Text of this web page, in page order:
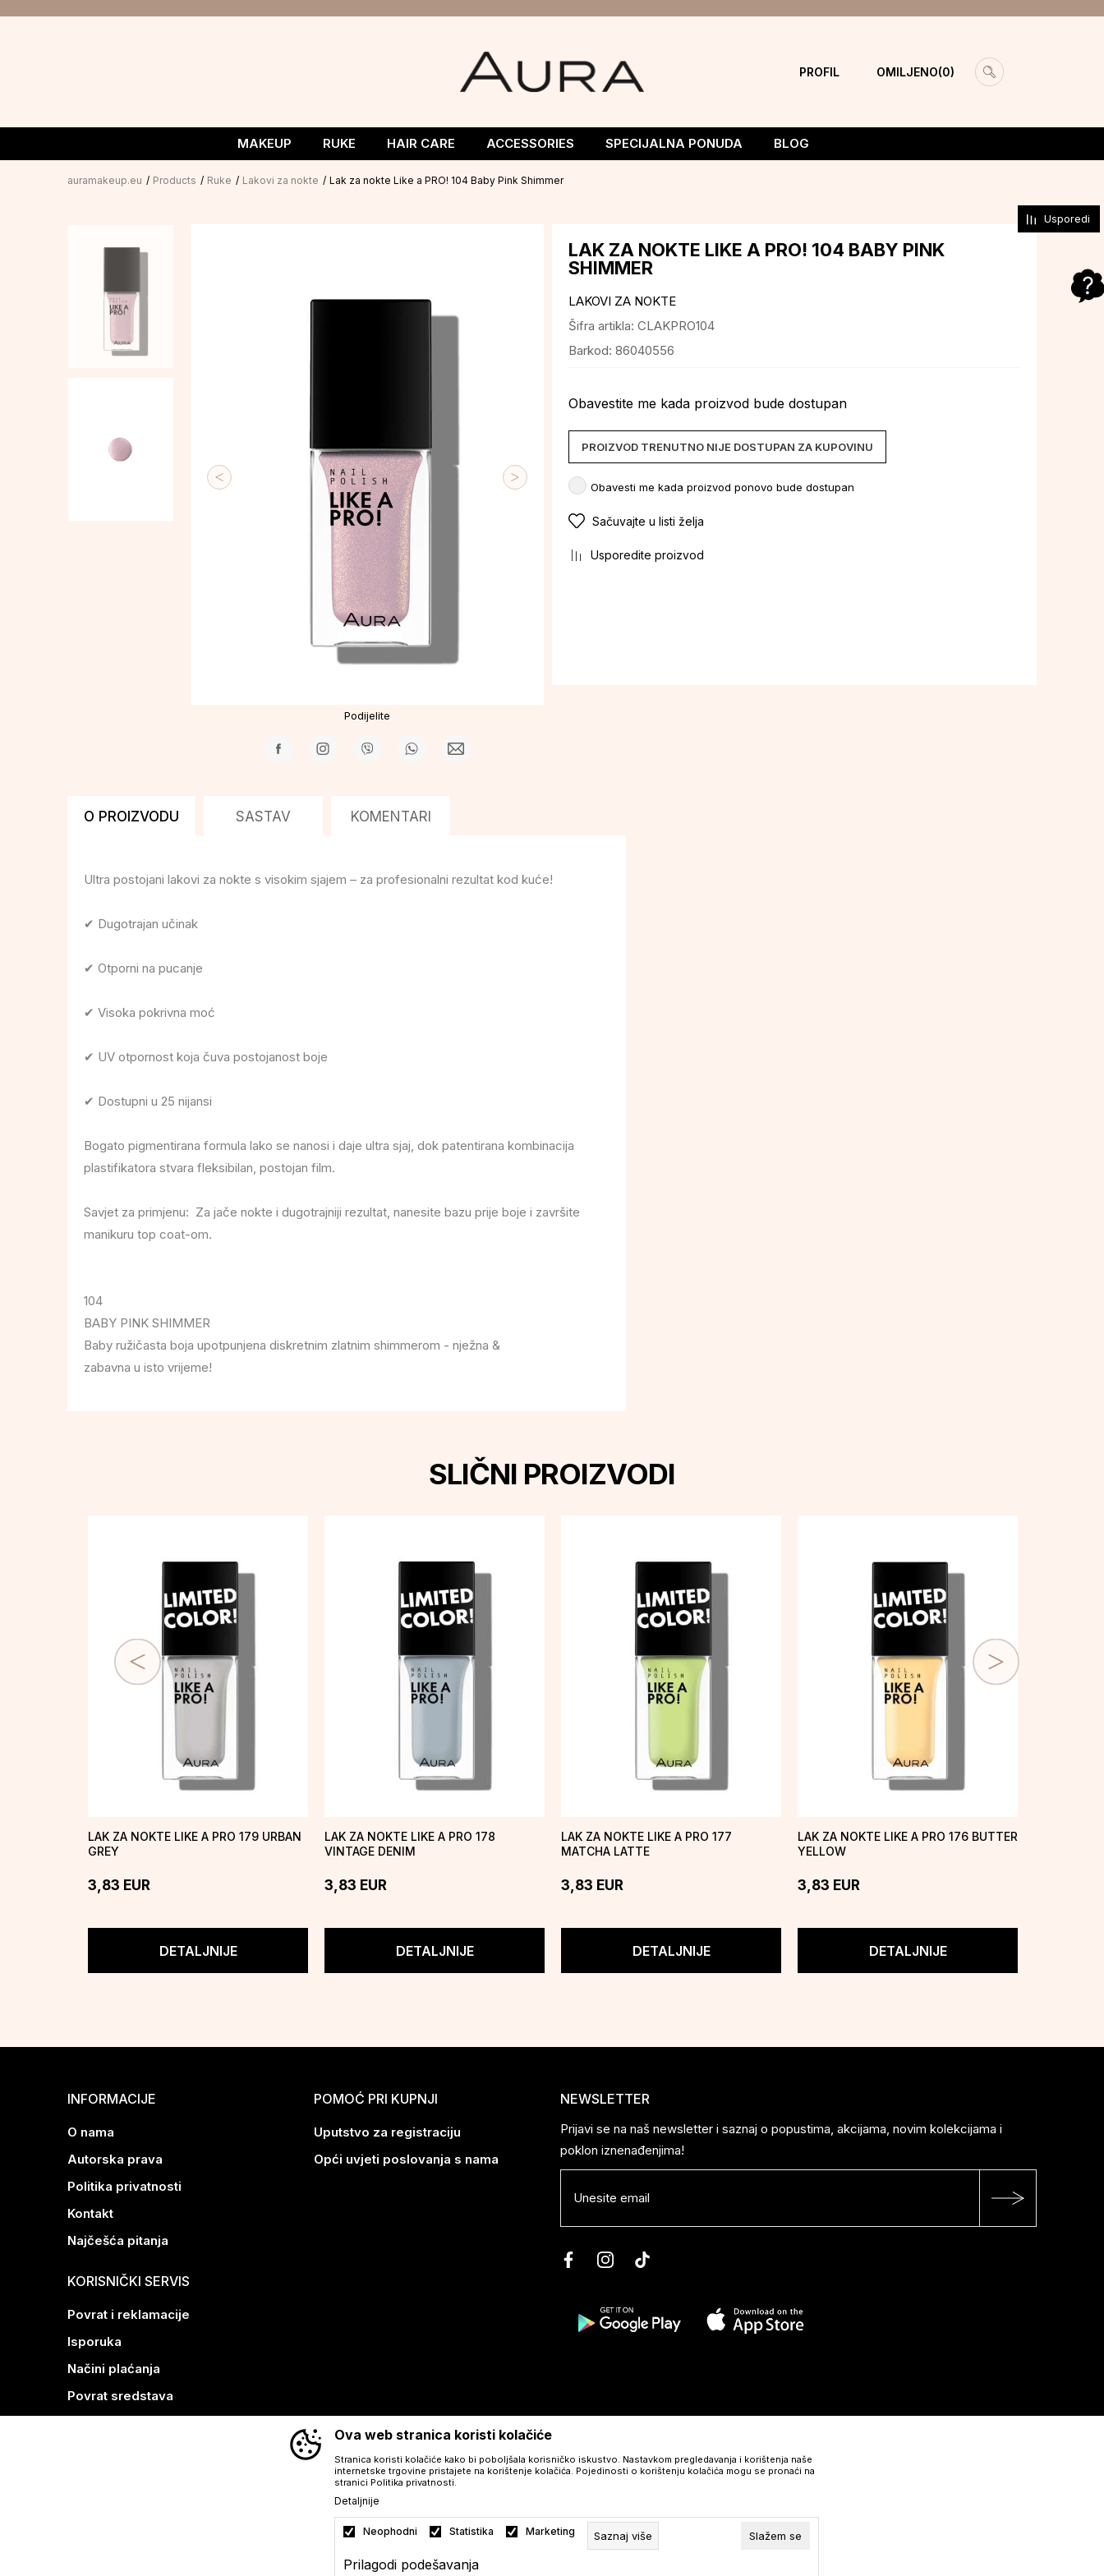
PROFIL 0
OMILJENO
MAKEUP RUKE HAIR CARE ACCESSORIES SPECIJALNA PONUDA BLOG
auramakeup.eu Products Ruke Lakovi za nokte Lak za nokte Like a PRO! 104 Baby Pink Shimmer
Podijelite
LAK ZA NOKTE LIKE A PRO! 104 BABY PINK
SHIMMER
LAKOVI ZA NOKTE
Šifra artikla: CLAKPRO104
Barkod: 86040556
Obavestite me kada proizvod bude dostupan
PROIZVOD TRENUTNO NIJE DOSTUPAN ZA KUPOVINU
Obavesti me kada proizvod ponovo bude dostupan
Sačuvajte u listi želja
Usporedite proizvod
Usporedi
O PROIZVODU SASTAV KOMENTARI
Ultra postojani lakovi za nokte s visokim sjajem – za profesionalni rezultat kod kuće!
✔ Dugotrajan učinak
✔ Otporni na pucanje
✔ Visoka pokrivna moć
✔ UV otpornost koja čuva postojanost boje
✔ Dostupni u 25 nijansi
Bogato pigmentirana formula lako se nanosi i daje ultra sjaj, dok patentirana kombinacija
plastifikatora stvara fleksibilan, postojan film.
Savjet za primjenu: Za jače nokte i dugotrajniji rezultat, nanesite bazu prije boje i završite
manikuru top coat-om.
104
BABY PINK SHIMMER
Baby ružičasta boja upotpunjena diskretnim zlatnim shimmerom - nježna &
zabavna u isto vrijeme!
SLIČNI PROIZVODI
LAK ZA NOKTE LIKE A PRO 179 URBAN
GREY
DETALJNIJE
3,83 EUR
LAK ZA NOKTE LIKE A PRO 178
VINTAGE DENIM
DETALJNIJE
3,83 EUR
LAK ZA NOKTE LIKE A PRO 177
MATCHA LATTE
DETALJNIJE
3,83 EUR
LAK ZA NOKTE LIKE A PRO 176 BUTTER
YELLOW
DETALJNIJE
3,83 EUR
INFORMACIJE
O nama
Autorska prava
Politika privatnosti
Kontakt
Najčešća pitanja
POMOĆ PRI KUPNJI
Uputstvo za registraciju
Opći uvjeti poslovanja s nama
KORISNIČKI SERVIS
Povrat i reklamacije
Isporuka
Načini plaćanja
Povrat sredstava
NEWSLETTER
Prijavi se na naš newsletter i saznaj o popustima, akcijama, novim kolekcijama i
poklon iznenađenjima!
©2026hr.auramakeup.eu
Ova web stranica koristi kolačiće
Stranica koristi kolačiće kako bi poboljšala korisničko iskustvo. Nastavkom pregledavanja i korištenja naše
internetske trgovine pristajete na korištenje kolačića. Pojedinosti o korištenju kolačića mogu se pronaći na
stranici Politika privatnosti.
Detaljnije
Neophodni Statistika Marketing Saznaj više Slažem se
Prilagodi podešavanja